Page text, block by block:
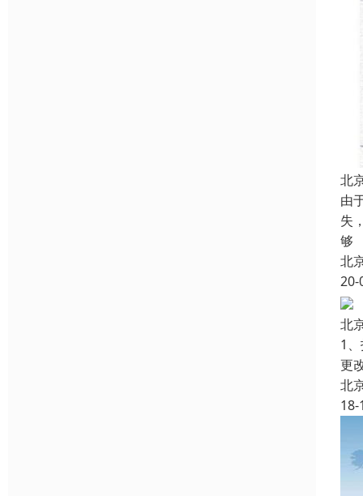
北
由
失
够
北
20-
北
1
更
北
18-